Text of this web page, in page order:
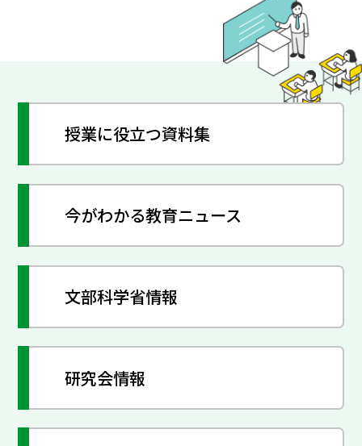
授業に役立つ資料集
今がわかる教育ニュース
文部科学省情報
研究会情報